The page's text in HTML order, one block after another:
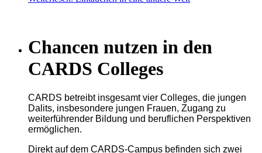
Chancen nutzen in den
CARDS Colleges
CARDS betreibt insgesamt vier Colleges, die jungen
Dalits, insbesondere jungen Frauen, Zugang zu
weiterführender Bildung und beruflichen Perspektiven
ermöglichen.
Direkt auf dem CARDS-Campus befinden sich zwei